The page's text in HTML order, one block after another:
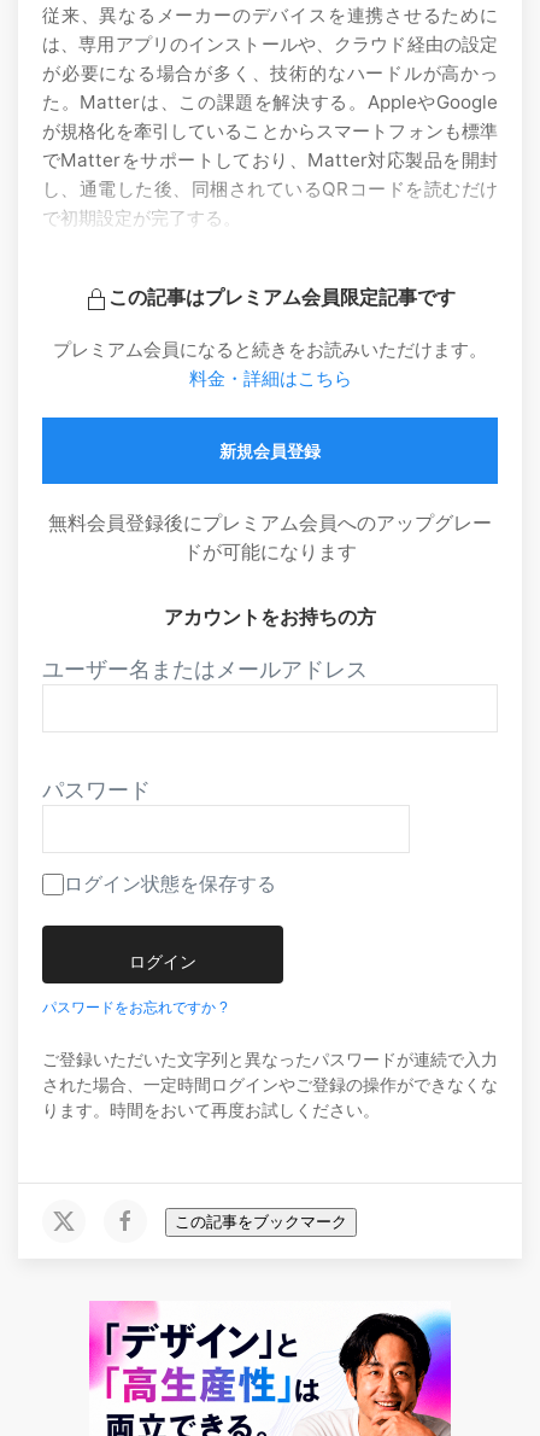
従来、異なるメーカーのデバイスを連携させるために
は、専用アプリのインストールや、クラウド経由の設定
が必要になる場合が多く、技術的なハードルが高かっ
た。Matterは、この課題を解決する。AppleやGoogle
が規格化を牽引していることからスマートフォンも標準
でMatterをサポートしており、Matter対応製品を開封
し、通電した後、同梱されているQRコードを読むだけ
で初期設定が完了する。
この記事はプレミアム会員限定記事です
プレミアム会員になると続きをお読みいただけます。
料金・詳細はこちら
新規会員登録
無料会員登録後にプレミアム会員へのアップグレー
ドが可能になります
アカウントをお持ちの方
ユーザー名またはメールアドレス
パスワード
ログイン状態を保存する
パスワードをお忘れですか ?
ご登録いただいた文字列と異なったパスワードが連続で入力
された場合、一定時間ログインやご登録の操作ができなくな
ります。時間をおいて再度お試しください。
この記事をブックマーク